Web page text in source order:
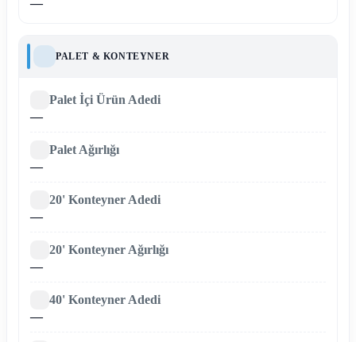
—
PALET & KONTEYNER
Palet İçi Ürün Adedi
—
Palet Ağırlığı
—
20' Konteyner Adedi
—
20' Konteyner Ağırlığı
—
40' Konteyner Adedi
—